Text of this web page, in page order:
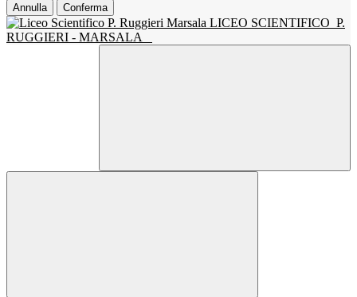
Annulla Conferma
LICEO SCIENTIFICO P.
RUGGIERI - MARSALA